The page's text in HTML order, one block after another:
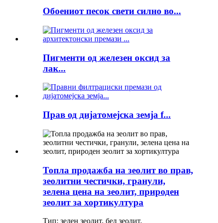
Обоениот песок свети силно во...
Пигменти од железен оксид за
лак...
Прав од дијатомејска земја f...
Топла продажба на зеолит во прав,
зеолитни честички, гранули,
зелена цена на зеолит, природен
зеолит за хортикултура
Тип: зелен зеолит, бел зеолит.